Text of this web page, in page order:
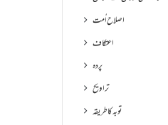
اصلاح اُمت
اعتکاف
پردہ
تراویح
توبہ کا طریقہ